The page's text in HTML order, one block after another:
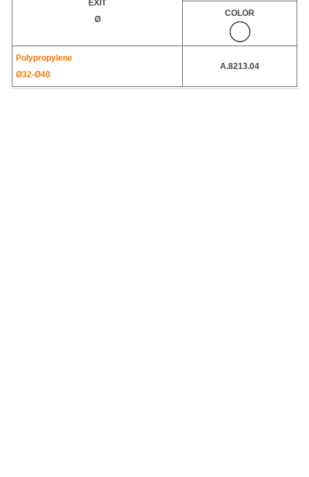
EXIT
Ø
COLOR
Polypropylene
Ø32-Ø40
A.8213.04